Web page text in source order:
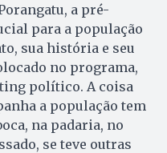
a pré-
para a população
sua história e seu
no programa,
político. A coisa
a população tem
na padaria, no
se teve outras